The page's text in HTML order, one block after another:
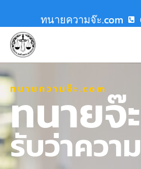
ทนายความจ๊ะ.com
ทนายความจ๊ะ.com
ทนายจ๊ะ
รับว่าความ